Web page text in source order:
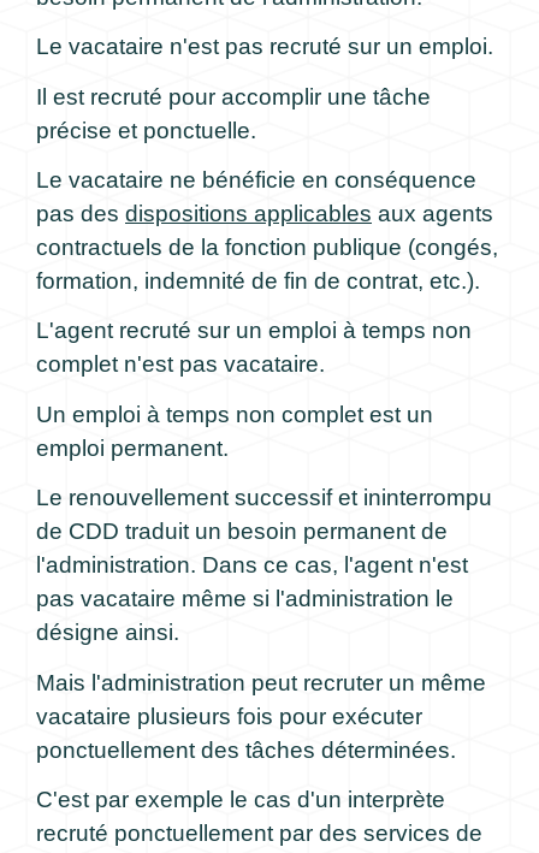
Le vacataire n'est pas recruté sur un emploi.
Il est recruté pour accomplir une tâche
précise et ponctuelle.
Le vacataire ne bénéficie en conséquence
pas des dispositions applicables aux agents
contractuels de la fonction publique (congés,
formation, indemnité de fin de contrat, etc.).
L'agent recruté sur un emploi à temps non
complet n'est pas vacataire.
Un emploi à temps non complet est un
emploi permanent.
Le renouvellement successif et ininterrompu
de CDD traduit un besoin permanent de
l'administration. Dans ce cas, l'agent n'est
pas vacataire même si l'administration le
désigne ainsi.
Mais l'administration peut recruter un même
vacataire plusieurs fois pour exécuter
ponctuellement des tâches déterminées.
C'est par exemple le cas d'un interprète
recruté ponctuellement par des services de